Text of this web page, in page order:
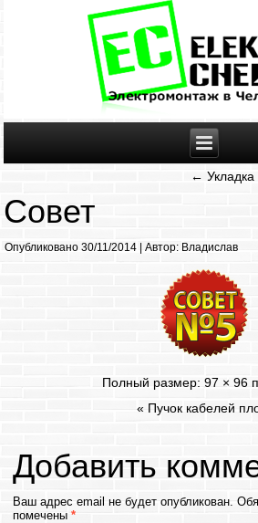
←
Совет
Опубликовано 30/11/2014 |Автор: Владислав
Полный размер: 97 × 96
« Пучок кабелей
Добавить
Ваш адрес email не будет опубликован.
помечены*